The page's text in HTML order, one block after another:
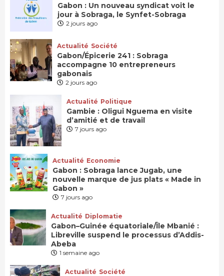
Gabon : Un nouveau syndicat voit le
jour à Sobraga, le Synfet-Sobraga
2 jours ago
Actualité Société
Gabon/Épicerie 241 : Sobraga
accompagne 10 entrepreneurs
gabonais
2 jours ago
Actualité Politique
Gambie : Oligui Nguema en visite
d’amitié et de travail
7 jours ago
Actualité Economie
Gabon : Sobraga lance Jugab, une
nouvelle marque de jus plats « Made in
Gabon »
7 jours ago
Actualité Diplomatie
Gabon–Guinée équatoriale/Île Mbanié :
Libreville suspend le processus d’Addis-
Abeba
1 semaine ago
Actualité Société